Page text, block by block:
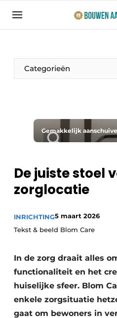
Aanmelden
Bedrijven
Bouwen aan de Zorg
Evenement
Jubileumboek
Meest gelezen
Podcasts
Vacature aanmelden
Vacatures
Video’s
Categorieën
Productinformatie
Evenementen
Ziekenhuizen
Privéklinieken
Laboratoria
Gemakkelijk
De juiste stoel
zorglocatie
INRICHTING5 maart 2026
Tekst & beeld Blom Care
In de zorg draait alles
functionaliteit en het
huiselijke sfeer. Blom
enkele zorgsituatie
gaat om bewoners in